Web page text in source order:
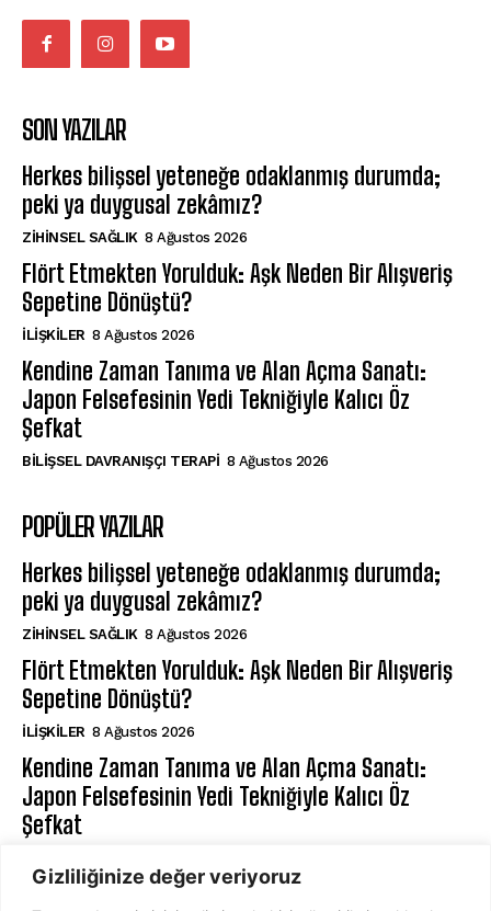
Gizliliğinize değer veriyoruz
SON YAZILAR
Herkes bilişsel yeteneğe odaklanmış durumda;
peki ya duygusal zekâmız?
ZIHINSEL SAĞLIK 8 Ağustos 2026
Flört Etmekten Yorulduk: Aşk Neden Bir Alışveriş
Sepetine Dönüştü?
İLIŞKILER 8 Ağustos 2026
Kendine Zaman Tanıma ve Alan Açma Sanatı:
Japon Felsefesinin Yedi Tekniğiyle Kalıcı Öz
Şefkat
BILIŞSEL DAVRANIŞÇI TERAPI 8 Ağustos 2026
POPÜLER YAZILAR
Herkes bilişsel yeteneğe odaklanmış durumda;
peki ya duygusal zekâmız?
ZIHINSEL SAĞLIK 8 Ağustos 2026
Flört Etmekten Yorulduk: Aşk Neden Bir Alışveriş
Sepetine Dönüştü?
İLIŞKILER 8 Ağustos 2026
Kendine Zaman Tanıma ve Alan Açma Sanatı:
Japon Felsefesinin Yedi Tekniğiyle Kalıcı Öz
Şefkat